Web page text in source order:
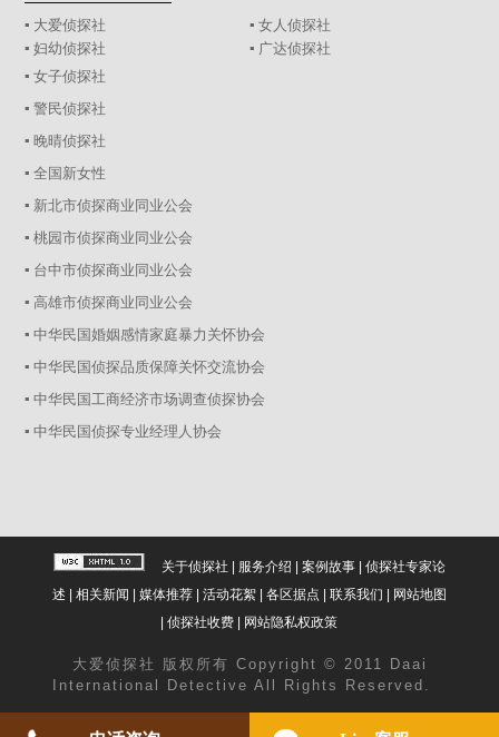
▪ 大爱侦探社
▪ 女人侦探社
▪ 妇幼侦探社
▪ 广达侦探社
▪ 女子侦探社
▪ 警民侦探社
▪ 晚晴侦探社
▪ 全国新女性
▪ 新北市侦探商业同业公会
▪ 桃园市侦探商业同业公会
▪ 台中市侦探商业同业公会
▪ 高雄市侦探商业同业公会
▪ 中华民国婚姻感情家庭暴力关怀协会
▪ 中华民国侦探品质保障关怀交流协会
▪ 中华民国工商经济市场调查侦探协会
▪ 中华民国侦探专业经理人协会
关于侦探社 服务介绍 案例故事| 侦探社专家论
述
相关新闻 媒体推荐| 活动花絮| 各区据点 联系我们
网站地图
|侦探社收费 网站隐私权政策
大爱 侦探社
版权所有 Copyright © 2011 Daai
International Detective All Rights Reserved.